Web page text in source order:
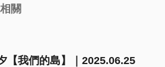
關
【我們的島】｜2025.06.25